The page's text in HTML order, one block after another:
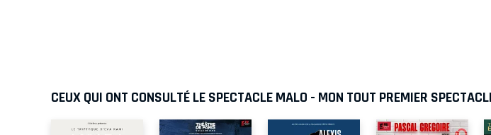
CEUX QUI ONT CONSULTÉ LE SPECTACLE MALO - MON TOUT PREMIER